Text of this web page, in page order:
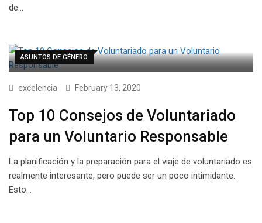
de…
ASUNTOS DE GÉNERO
excelencia February 13, 2020
Top 10 Consejos de Voluntariado
para un Voluntario Responsable
La planificación y la preparación para el viaje de voluntariado es
realmente interesante, pero puede ser un poco intimidante.
Esto…